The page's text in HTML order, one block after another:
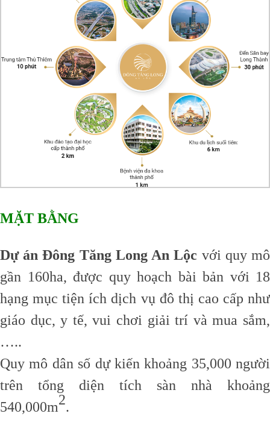
MẶT BẰNG
Dự án Đông Tăng Long An Lộc với quy mô
gần 160ha, được quy hoạch bài bản với 18
hạng mục tiện ích dịch vụ đô thị cao cấp như
giáo dục, y tế, vui chơi giải trí và mua sắm,
…..
Quy mô dân số dự kiến khoảng 35,000 người
trên tổng diện tích sàn nhà khoảng
540,000m2.